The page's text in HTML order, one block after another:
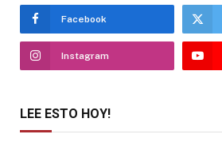
Facebook
Instagram
LEE ESTO HOY!